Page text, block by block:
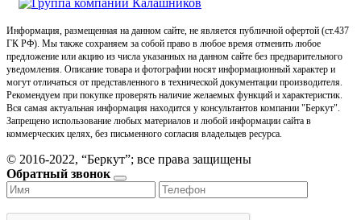
Информация, размещенная на данном сайте, не является публичной офертой (ст.437
ГК РФ). Мы также сохраняем за собой право в любое время отменить любое
предложение или акцию из числа указанных на данном сайте без предварительного
уведомления. Описание товара и фотографии носят информационный характер и
могут отличаться от представленного в технической документации производителя.
Рекомендуем при покупке проверять наличие желаемых функций и характеристик.
Вся самая актуальная информация находится у консультантов компании "Беркут".
Запрещено использование любых материалов и любой информации сайта в
коммерческих целях, без письменного согласия владельцев ресурса.
© 2016-2022, “Беркут”; все права защищены
Обратный звонок